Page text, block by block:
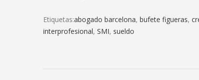
Etiquetas:abogado barcelona, bufete figueras,
interprofesional, SMI, sueldo